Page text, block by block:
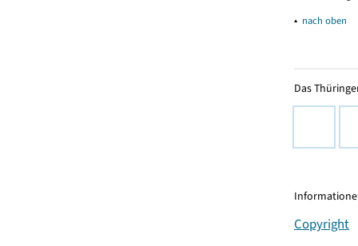
▴ nach oben
Das
Copyright